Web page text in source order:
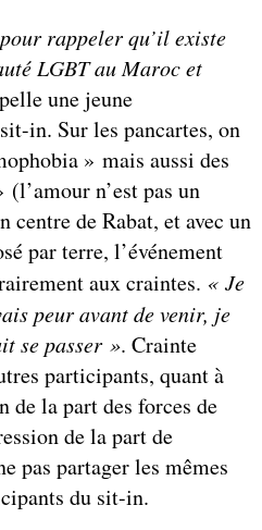
rappeler qu’il existe
LGBT au Maroc et
une jeune
in. Sur les pancartes, on
» mais aussi des
n’est pas un
de Rabat, et avec un
par terre, l’événement
aux craintes. « Je
peur avant de venir, je
se passer ». Crainte
participants, quant à
de la part des forces de
de la part de
pas partager les mêmes
du sit-in.